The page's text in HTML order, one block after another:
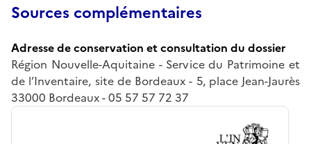
Sources complémentaires
Adresse de conservation et consultation du dossier
Région Nouvelle-Aquitaine - Service du Patrimoine et
de l’Inventaire, site de Bordeaux - 5, place Jean-Jaurès
33000 Bordeaux - 05 57 57 72 37